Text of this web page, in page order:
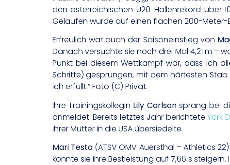
den österreichischen U20-Hallenrekord über
Gelaufen wurde auf einen flachen 200-Meter-
Erfreulich war auch der Saisoneinstieg von
Danach versuchte sie noch drei Mal 4,21 m –
Punkt bei diesem Wettkampf war, dass ich
Schritte) gesprungen, mit dem härtesten
ich erfüllt.“ Foto (C) Privat.
Ihre Trainingskollegin Lily Carlsonsprang bei
anmeldet. Bereits letztes Jahr berichteteYork
ihrer Mutter in die USA übersiedelte.
Mari Testa(ATSV OMV Auersthal – Athletics
konnte sie ihre Bestleistung auf 7,66 s steigern.